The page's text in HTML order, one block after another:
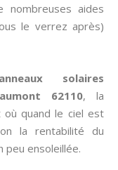
aides
le verrez après)
solaires
62110, la
où quand le ciel est
la rentabilité du
peu ensoleillée.